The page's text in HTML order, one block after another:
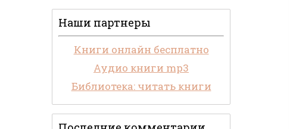
Наши партнеры
Книги онлайн бесплатно
Аудио книги mp3
Библиотека: читать книги